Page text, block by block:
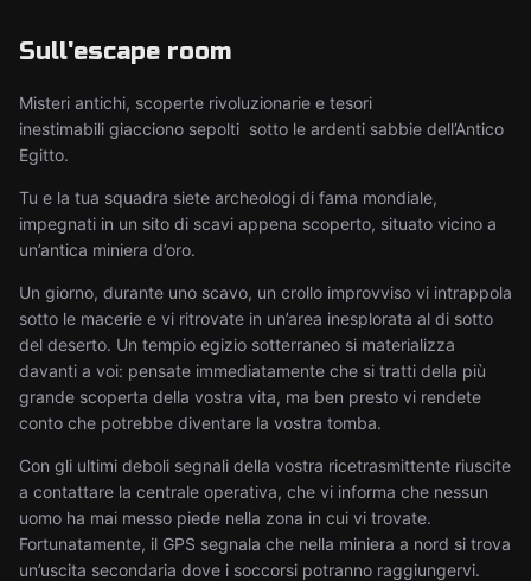
Sull'escape room
Misteri antichi, scoperte rivoluzionarie e tesori
inestimabili giacciono sepolti sotto le ardenti sabbie dell’Antico
Egitto.
Tu e la tua squadra siete archeologi di fama mondiale,
impegnati in un sito di scavi appena scoperto, situato vicino a
un’antica miniera d’oro.
Un giorno, durante uno scavo, un crollo improvviso vi intrappola
sotto le macerie e vi ritrovate in un’area inesplorata al di sotto
del deserto. Un tempio egizio sotterraneo si materializza
davanti a voi: pensate immediatamente che si tratti della più
grande scoperta della vostra vita, ma ben presto vi rendete
conto che potrebbe diventare la vostra tomba.
Con gli ultimi deboli segnali della vostra ricetrasmittente riuscite
a contattare la centrale operativa, che vi informa che nessun
uomo ha mai messo piede nella zona in cui vi trovate.
Fortunatamente, il GPS segnala che nella miniera a nord si trova
un’uscita secondaria dove i soccorsi potranno raggiungervi.